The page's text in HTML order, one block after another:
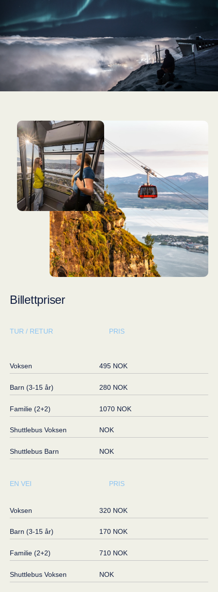
Billettpriser
TUR / RETUR PRIS
Voksen 495 NOK
Barn (3-15 år) 280 NOK
Familie (2+2) 1070 NOK
Shuttlebus Voksen NOK
Shuttlebus Barn NOK
EN VEI PRIS
Voksen 320 NOK
Barn (3-15 år) 170 NOK
Familie (2+2) 710 NOK
Shuttlebus Voksen NOK